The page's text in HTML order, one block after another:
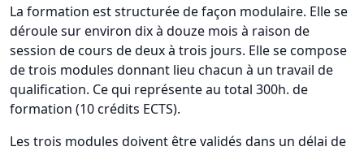
La formation est structurée de façon modulaire. Elle se
déroule sur environ dix à douze mois à raison de
session de cours de deux à trois jours. Elle se compose
de trois modules donnant lieu chacun à un travail de
qualification. Ce qui représente au total 300h. de
formation (10 crédits ECTS).
Les trois modules doivent être validés dans un délai de